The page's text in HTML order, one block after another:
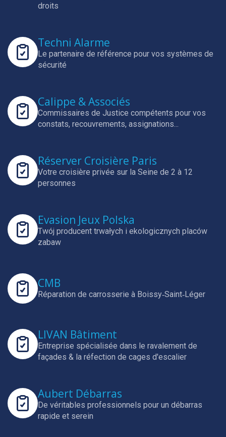
droits
Techni Alarme
Le partenaire de référence pour vos systèmes de
sécurité
Calippe & Associés
Commissaires de Justice compétents pour vos
constats, recouvrements, assignations...
Réserver Croisière Paris
Votre croisière privée sur la Seine de 2 à 12
personnes
Evasion Jeux Polska
Twój producent trwałych i ekologicznych placów
zabaw
CMB
Réparation de carrosserie à Boissy‑Saint‑Léger
LIVAN Bâtiment
Entreprise spécialisée dans le ravalement de
façades & la réfection de cages d'escalier
Aubert Débarras
De véritables professionnels pour un débarras
rapide et serein